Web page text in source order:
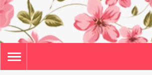
TOGGLE
NAVIGATION